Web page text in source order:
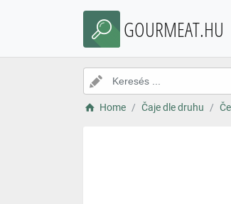
GOURMEAT.HU
Home Čaje dle druhu